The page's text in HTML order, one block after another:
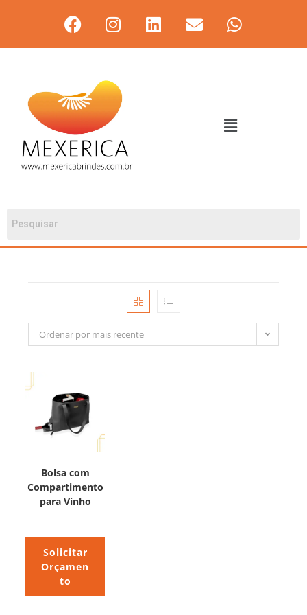
Ordenar por mais recente
Bolsa com
Compartimento
para Vinho
Solicitar
Orçamen
to